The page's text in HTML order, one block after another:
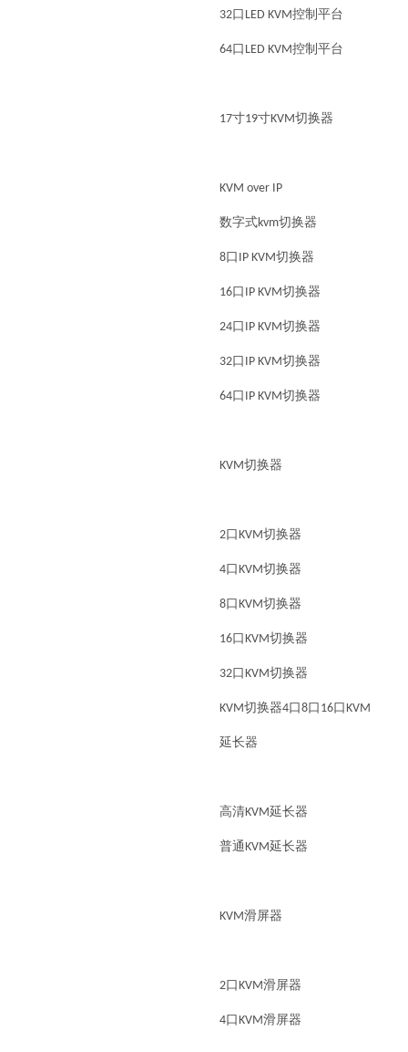
32口LED KVM控制平台
64口LED KVM控制平台
17寸19寸KVM切换器
KVM over IP
数字式kvm切换器
8口IP KVM切换器
16口IP KVM切换器
24口IP KVM切换器
32口IP KVM切换器
64口IP KVM切换器
KVM切换器
2口KVM切换器
4口KVM切换器
8口KVM切换器
16口KVM切换器
32口KVM切换器
KVM切换器4口8口16口KVM
延长器
高清KVM延长器
普通KVM延长器
KVM滑屏器
2口KVM滑屏器
4口KVM滑屏器